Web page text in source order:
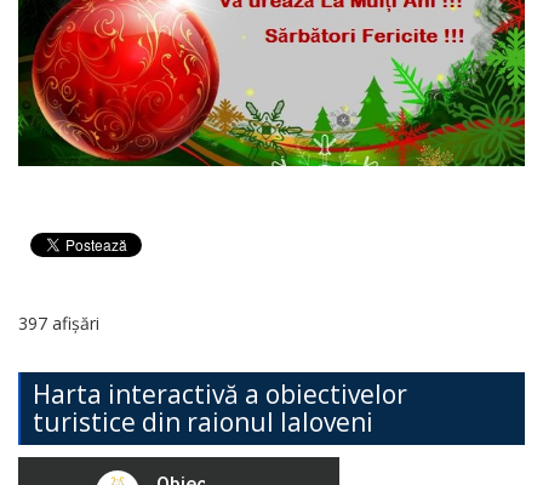
397 afișări
Harta interactivă a obiectivelor
turistice din raionul Ialoveni